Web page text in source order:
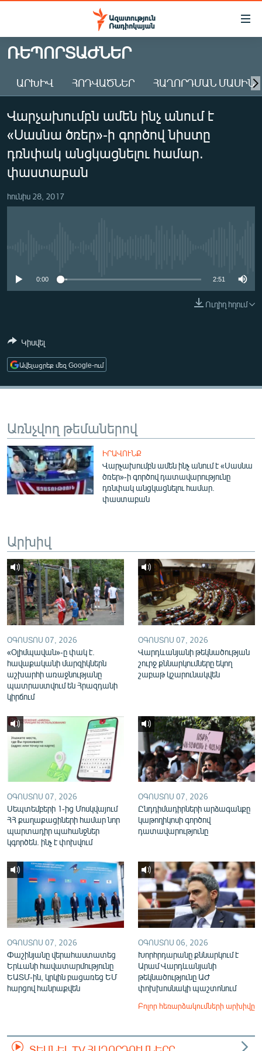
Մատչելիության
Անցնել
հիմնական
Անցնել
հիմնական
մենյուին
Որոնում
ԱԶԱՏՈՒԹՅՈՒՆ TV
ՀԱՅԱՍՏԱՆ
ԸՆՏՐՈՒԹՅՈՒՆՆԵՐ 2026
ԻՐԱՎՈՒՆՔ
ՀԱՍԱՐԱԿՈՒԹՅՈՒՆ
ՂԱՐԱԲԱՂ
ՄԻՋԱԶԳԱՅԻՆ
ՄՇԱԿՈՒՅԹ
ՄԵԿՆԱԲԱՆՈՒԹՅՈՒՆ
ՏՏ ԵՒ ԻՆՏԵՐՆԵՏ
ԲԱՆԱՎԵՃ
ՁԳՏԵԼՈՎ ԼԱՎԱԳՈՒՅՆԻՆ
ՓՈԴՔԱՍԹ
English
Русский
ՀԵՏԵՎԵՔ ՄԵԶ
«Ազատության» բոլոր կայքերը
ՌԵՊՈՐՏԱԺՆԵՐ
ԱՐԽԻՎ ՀՈԴՎԱԾՆԵՐ ՀԱՂՈՐԴՄԱՆ ՄԱՍԻՆ
Վարչախումբն ամեն ինչ անում է
«Սասնա ծռեր»-ի գործով նիստը
դռնփակ անցկացնելու համար.
փաստաբան
հունիս 28, 2017
0:00 2:51
Ուղիղ հղում
Կիսվել
Ավելացրեք մեզ Google-ում
Առնչվող թեմաներով
ԻՐԱՎՈՒՆՔ
Վարչախումբն ամեն ինչ անում է «Սասնա
ծռեր»-ի գործով դատավարությունը
դռնփակ անցկացնելու համար.
փաստաբան
Արխիվ
ՕԳՈՍՏՈՍ 07, 2026
«Օլիմպավան»-ը փակ է.
հավաքականի մարզիկներն
աշխարհի առաջնությանը
պատրաստվում են Հրազդանի
կիրճում
ՕԳՈՍՏՈՍ 07, 2026
Վարդևանյանի թեկնածության
շուրջ քննարկումները եկող
շաբաթ կշարունակվեն
ՕԳՈՍՏՈՍ 07, 2026
Սեպտեմբերի 1-ից Մոսկվայում
ՀՀ քաղաքացիների համար նոր
պարտադիր պահանջներ
կգործեն. ինչ է փոխվում
ՕԳՈՍՏՈՍ 07, 2026
Ընդդիմադիրների արձագանքը
կաթողիկոսի գործով
դատավարությունը
ՕԳՈՍՏՈՍ 07, 2026
Փաշինյանը վերահաստատեց
Երևանի հավատարմությունը
ԵԱՏՄ-ին, կրկին բացառեց ԵՄ
հարցով հանրաքվեն
ՕԳՈՍՏՈՍ 06, 2026
Խորհրդարանը քննարկում է
Արամ Վարդևանյանի
թեկնածությունը ԱԺ
փոխխոսնակի պաշտոնում
Բոլոր հեռարձակումների արխիվը